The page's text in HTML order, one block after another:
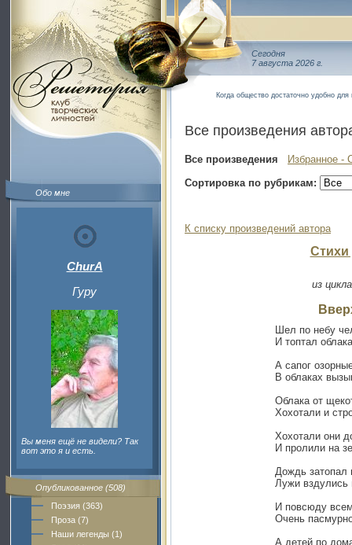
Обо мне
ChurA
Гуру
Вы меня ещё не видели? Так
вот это я и есть.
Опубликованное (508)
Поэзия (363)
Проза (7)
Наши легенды (1)
Сегодня
7 августа 2026 г.
Когда общество достаточно удобно
Все произведения
Все произведения
Избранное -
Сортировка по рубрикам:
К списку произведений автора
Стихи
из
Шел по небу
И топтал
А сапог
В облаках
Облака от
Хохотали и
Хохотали они
И пролили на
Дождь затопал
Лужи вздулись
И повсюду
Очень
А детей по